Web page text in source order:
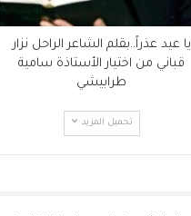
يا عيد عذراً..بقلم الشاعر الراحل نزار
قباني من اختيار الأستاذة سامية
طرابيشي
تحميل المزيد